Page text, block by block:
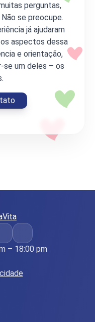
perguntas,
se preocupe.
já ajudaram
aspectos dessa
e orientação,
um deles – os
– 18:00 pm